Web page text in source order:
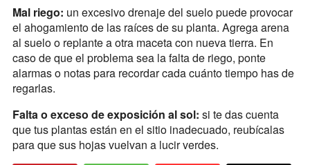
Mal riego: un excesivo drenaje del suelo puede provocar
el ahogamiento de las raíces de su planta. Agrega arena
al suelo o replante a otra maceta con nueva tierra. En
caso de que el problema sea la falta de riego, ponte
alarmas o notas para recordar cada cuánto tiempo has de
regarlas.
Falta o exceso de exposición al sol: si te das cuenta
que tus plantas están en el sitio inadecuado, reubícalas
para que sus hojas vuelvan a lucir verdes.